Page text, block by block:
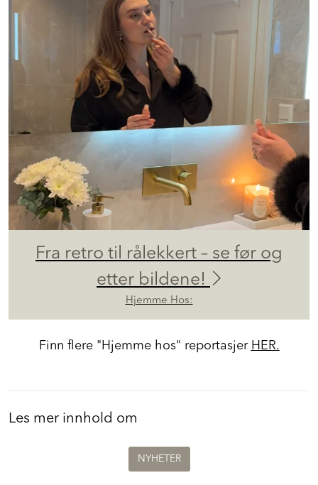
Fra retro til rålekkert – se før og
etter bildene!
Hjemme Hos:
Finn flere "Hjemme hos" reportasjer HER.
Les mer innhold om
NYHETER